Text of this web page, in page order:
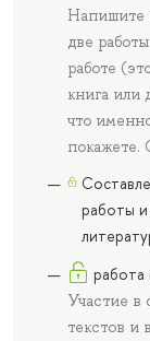
Напишите
две
работе
книга или
что
покажете.
работы
работа
Участие в
текстов и